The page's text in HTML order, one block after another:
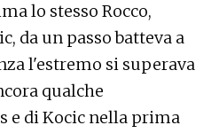
lo stesso Rocco,
da un passo batteva a
l'estremo si superava
qualche
e di Kocic nella prima